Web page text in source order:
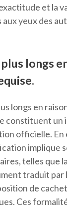
et la
yeux des
longs
longs en
constituent un
officielle.
implique
telles que
traduit
de
Ces